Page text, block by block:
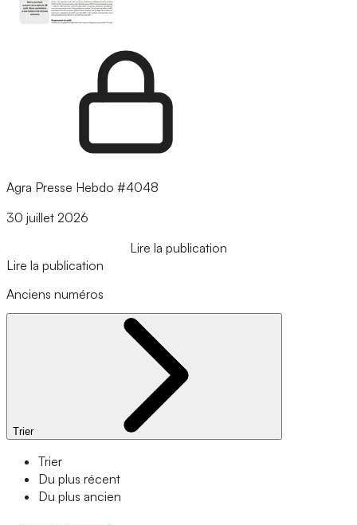
Agra Presse Hebdo #4048
30 juillet 2026
Lire la publication
Lire la publication
Anciens numéros
Trier
Trier
Du plus récent
Du plus ancien